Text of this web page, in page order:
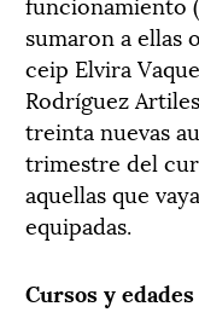
sumaron a ellas
ceip Elvira
Rodríguez
treinta nuevas
trimestre del
aquellas que
equipadas.
Cursos y edades